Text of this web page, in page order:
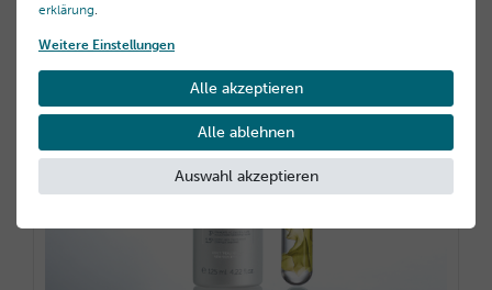
erklärung.
Weitere Einstellungen
Alle akzeptieren
Alle ablehnen
Auswahl akzeptieren